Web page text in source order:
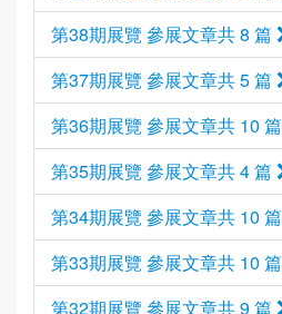
第38期展覽 參展文章共 8 篇
第37期展覽 參展文章共 5 篇
第36期展覽 參展文章共 10 篇
第35期展覽 參展文章共 4 篇
第34期展覽 參展文章共 10 篇
第33期展覽 參展文章共 10 篇
第32期展覽 參展文章共 9 篇